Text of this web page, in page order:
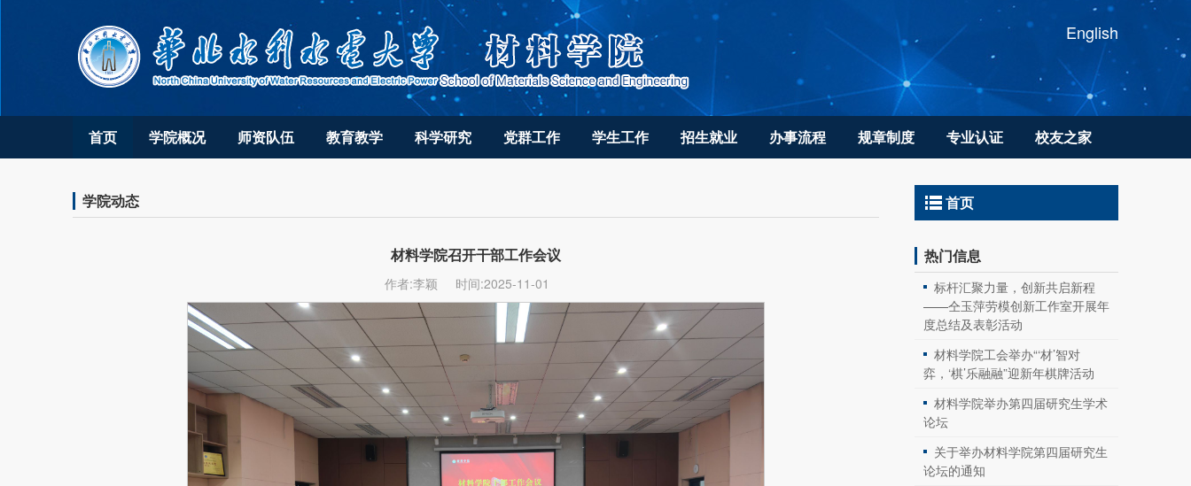
English
首页 学院概况 师资队伍 教育教学 科学研究 党群工作 学生工作 招生就业 办事流程 规章制度 专业认证 校友之家
学院动态
材料学院召开干部工作会议
作者:李颖 时间:2025-11-01
首页
热门信息
标杆汇聚力量，创新共启新程
——仝玉萍劳模创新工作室开展年
度总结及表彰活动
材料学院工会举办“‘材’智对
弈，‘棋’乐融融”迎新年棋牌活动
材料学院举办第四届研究生学术
论坛
关于举办材料学院第四届研究生
论坛的通知